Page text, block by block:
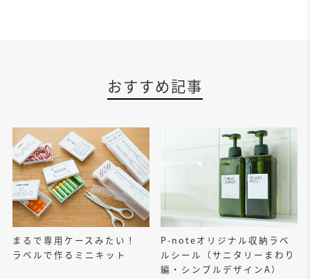
おすすめ記事
まるで専用ケースみたい！
ラベルで作るミニキット
P-noteオリジナル収納ラベ
ルシール（サニタリーまわり
編・シンプルデザインA）